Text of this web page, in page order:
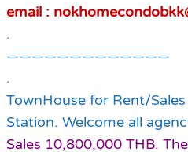
email :
.
—————————————
.
TownHouse for Rent/
Station. Welcome all
Sales 10,800,000 THB.